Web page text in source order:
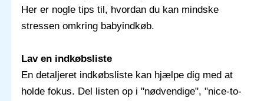
Her er nogle tips til, hvordan du kan mindske
stressen omkring babyindkøb.
Lav en indkøbsliste
En detaljeret indkøbsliste kan hjælpe dig med at
holde fokus. Del listen op i "nødvendige", "nice-to-